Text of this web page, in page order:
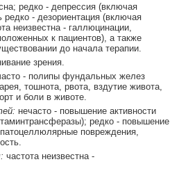
редко - депрессия (включая
- дезориентация (включая
неизвестна - галлюцинации,
к пациентов), а также
до начала терапии.
зрения.
- полипы фундальных желез
тошнота, рвота, вздутие живота,
и боли в животе.
нечасто - повышение активности
редко - повышение
повреждения,
частота неизвестна -